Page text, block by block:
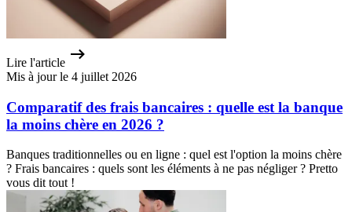
Lire l'article
Mis à jour le 4 juillet 2026
Comparatif des frais bancaires : quelle est la banque
la moins chère en 2026 ?
Banques traditionnelles ou en ligne : quel est l'option la moins chère
? Frais bancaires : quels sont les éléments à ne pas négliger ? Pretto
vous dit tout !